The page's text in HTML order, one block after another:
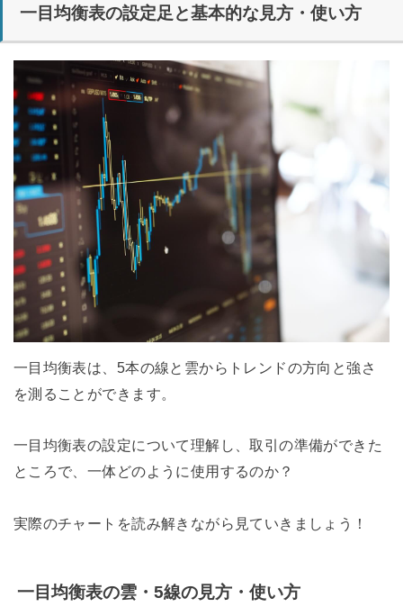
一目均衡表の設定足と基本的な見方・使い方
一目均衡表は、5本の線と雲からトレンドの方向と強さ
を測ることができます。
一目均衡表の設定について理解し、取引の準備ができた
ところで、一体どのように使用するのか？
実際のチャートを読み解きながら見ていきましょう！
一目均衡表の雲・5線の見方・使い方